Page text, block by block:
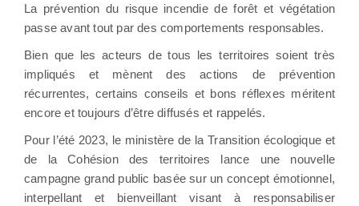
La prévention du risque incendie de forêt et végétation
passe avant tout par des comportements responsables.
Bien que les acteurs de tous les territoires soient très
impliqués et mènent des actions de prévention
récurrentes, certains conseils et bons réflexes méritent
encore et toujours d’être diffusés et rappelés.
Pour l’été 2023, le ministère de la Transition écologique et
de la Cohésion des territoires lance une nouvelle
campagne grand public basée sur un concept émotionnel,
interpellant et bienveillant visant à responsabiliser